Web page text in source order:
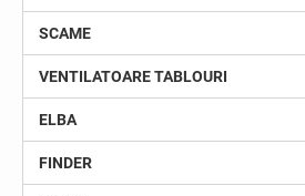
SCAME
VENTILATOARE TABLOURI
ELBA
FINDER